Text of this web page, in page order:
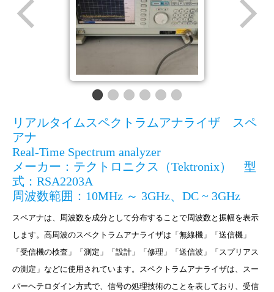
リアルタイムスペクトラムアナライザ スペ
アナ
Real-Time Spectrum analyzer
メーカー：テクトロニクス（Tektronix） 型
式：RSA2203A
周波数範囲：10MHz ～ 3GHz、DC ~ 3GHz
スペアナは、周波数を成分として分布することで周波数と振幅を表示
します。高周波のスペクトラムアナライザは「無線機」「送信機」
「受信機の検査」「測定」「設計」「修理」「送信波」「スプリアス
の測定」などに使用されています。スペクトラムアナライザは、スー
パーヘテロダイン方式で、信号の処理技術のことを表しており、受信